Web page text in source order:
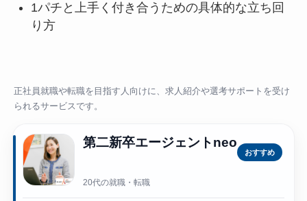
1パチと上手く付き合うための具体的な立ち回
り方
正社員就職や転職を目指す人向けに、求人紹介や選考サポートを受け
られるサービスです。
第二新卒エージェントneo
おすすめ
20代の就職・転職